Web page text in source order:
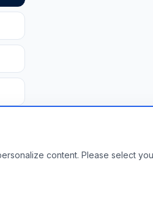
content. Please select